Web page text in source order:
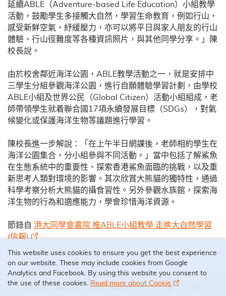
延續ABLE（Adventure-based Life Education）小組教學
活動，鼓勵學生多接觸大自然，學習生命教育，例如行山，
感受新鮮空氣，紓緩壓力，亦可以將平日與家人朋友的行山
體驗、行山徑難度等各種資訊照片，與其他同學分享。」陳
校長說。
由於校舍鄰近海洋公園，ABLE教學活動之一，就是安排中
三學生分組參觀海洋公園，進行自願體驗學習計劃，由學校
ABLE小組及世界公民（Global Citizen）活動小組組成，老
師帶領學生就着聯合國17項永續發展目標（SDGs），對氣
候變化或保護海洋生物等議題進行學習。
陳校長進一步解說：「在上午半日網課後，老師相約學生在
海洋公園集合，分小組參與不同活動。」當中包括了解鯊魚
在生態系統中的重要性、探索香港鯊魚面臨的挑戰，以及重
新思考人類對環境的影響。其次欣賞大熊貓的獨特性，通過
科學考察分析大熊貓的攝食習性。另外參觀水族館，探索海
洋生物的行為和適應能力，學會珍惜海洋資源。
節錄自 港大同學會書院 推ABLE小組教學 走進大自然學習
(信報)
招標 聯絡我們
This website uses cookies to ensure you get the best experience
on our website. These may include cookies from Google
Analytics and Facebook. By using this website you consent to
the use of these cookies. Read more about Cookie